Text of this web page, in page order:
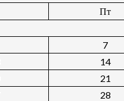
Пт
7
14
21
28